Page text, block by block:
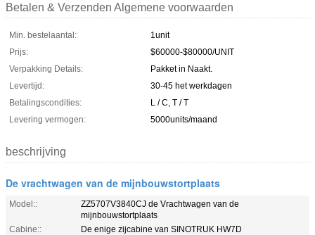
Betalen & Verzenden Algemene voorwaarden
Min. bestelaantal:
1unit
Prijs:
$60000-$80000/UNIT
Verpakking Details:
Pakket in Naakt.
Levertijd:
30-45 het werkdagen
Betalingscondities:
L / C, T / T
Levering vermogen:
5000units/maand
beschrijving
De vrachtwagen van de mijnbouwstortplaats
Model::
ZZ5707V3840CJ de Vrachtwagen van de
mijnbouwstortplaats
Cabine::
De enige zijcabine van SINOTRUK HW7D